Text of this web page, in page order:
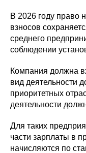
В 2026 году право
взносов
среднего
соблюдении
Компания должна
вид деятельности
приоритетных
деятельности
Для таких
части зарплаты в
начисляются по